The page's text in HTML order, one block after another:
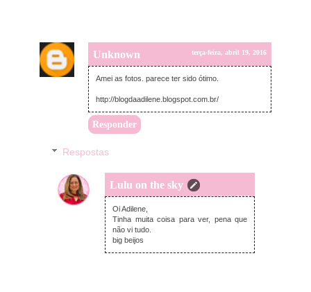
Unknown terça-feira, abril 19, 2016
Amei as fotos. parece ter sido ótimo.
http://blogdaadilene.blogspot.com.br/
Responder
Respostas
Lulu on the sky
terça-feira, abril 19, 2016
Oi Adilene,
Tinha muita coisa para ver, pena que
não vi tudo.
big beijos